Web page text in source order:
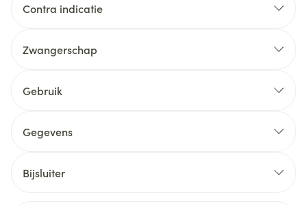
Contra indicatie
Zwangerschap
Gebruik
Gegevens
Bijsluiter